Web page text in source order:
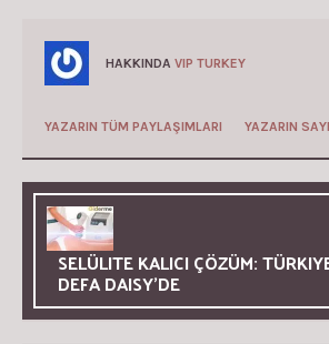
HAKKINDA VIP TURKEY
YAZARIN TÜM PAYLAŞIMLARI YAZARIN
SELÜLITE KALICI ÇÖZÜM:
DEFA DAISY’DE